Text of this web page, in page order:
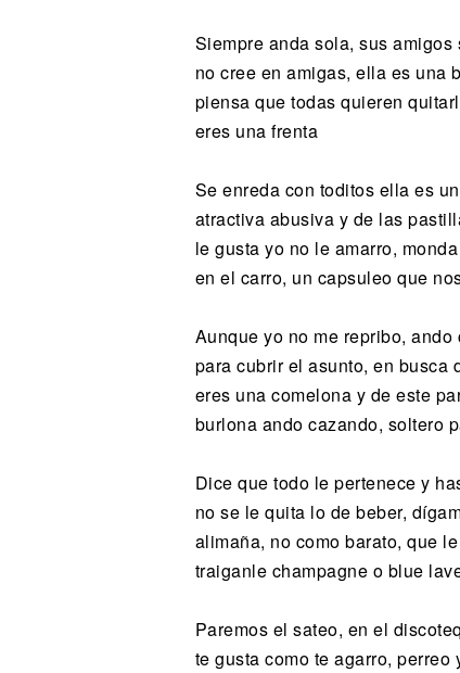
Siempre anda sola, sus amigos
no cree en amigas, ella es una
piensa que todas quieren
eres una frenta
Se enreda con toditos ella es
atractiva abusiva y de las
le gusta yo no le amarro,
en el carro, un capsuleo que
Aunque yo no me repribo,
para cubrir el asunto, en busca
eres una comelona y de este
burlona ando cazando, soltero
Dice que todo le pertenece y
no se le quita lo de beber,
alimaña, no como barato, que
traiganle champagne o blue
Paremos el sateo, en el
te gusta como te agarro, perreo